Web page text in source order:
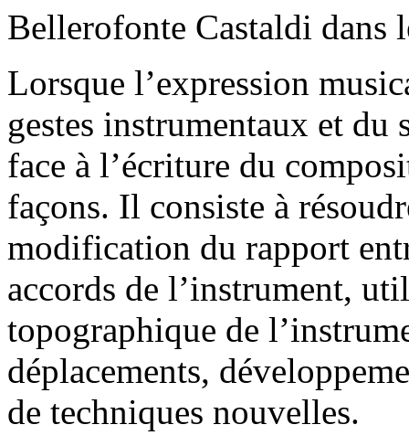
Bellerofonte Castaldi
Lorsque l’expression
gestes instrumentaux et
face à l’écriture du
façons. Il consiste à
modification du rapport
accords de l’instrument,
topographique de
déplacements,
de techniques nouvelles.